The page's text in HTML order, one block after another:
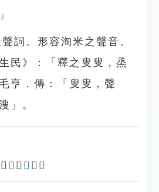
詞。形容淘米之聲音。
民》：「釋之叟叟，烝
亨．傳：「叟叟，聲
」。
、 𡨼 、 𡨨 、 𠪇